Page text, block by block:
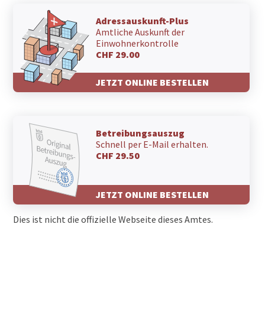
Adressauskunft-Plus
Amtliche Auskunft der
Einwohnerkontrolle
CHF 29.00
JETZT ONLINE BESTELLEN
Betreibungsauszug
Schnell per E-Mail erhalten.
CHF 29.50
JETZT ONLINE BESTELLEN
Dies ist nicht die offizielle Webseite dieses Amtes.